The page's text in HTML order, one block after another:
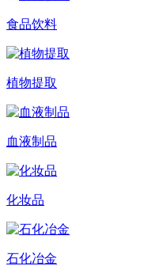
食品饮料
植物提取
血液制品
化妆品
石化冶金